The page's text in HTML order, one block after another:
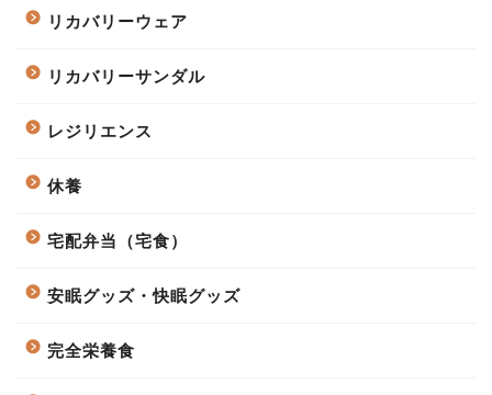
リカバリーウェア
リカバリーサンダル
レジリエンス
休養
宅配弁当（宅食）
安眠グッズ・快眠グッズ
完全栄養食